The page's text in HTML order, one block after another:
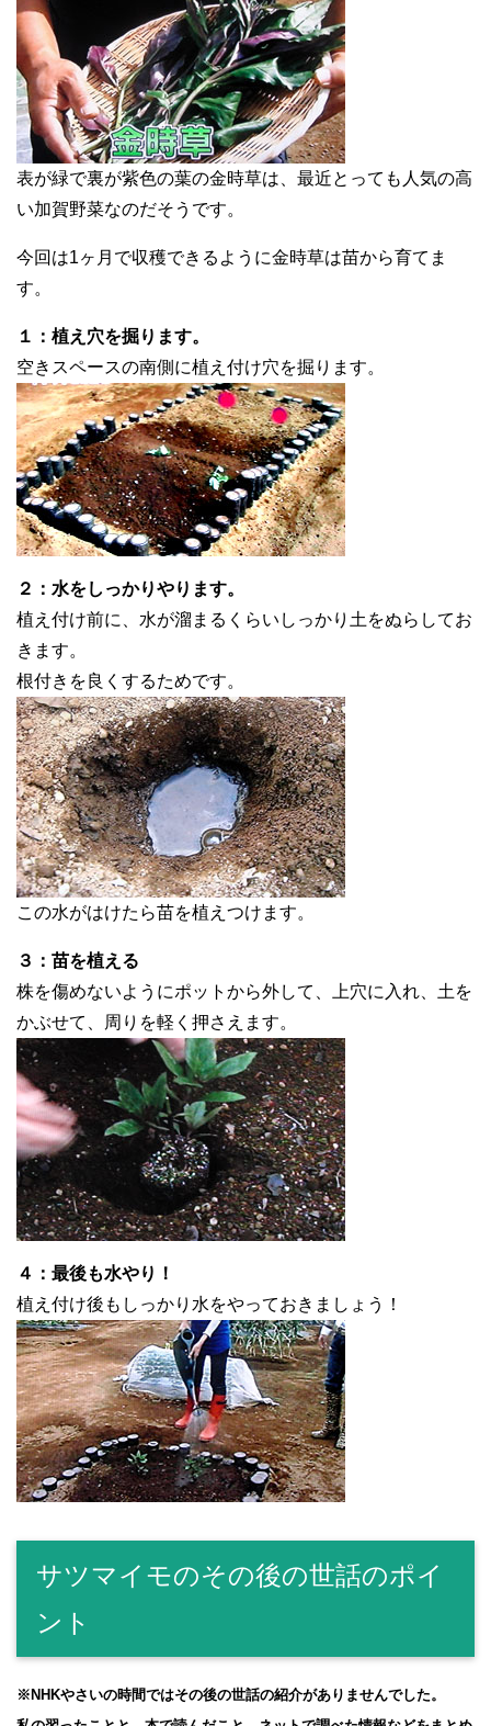
表が緑で裏が紫色の葉の金時草は、最近とっても人気の高
い加賀野菜なのだそうです。
今回は1ヶ月で収穫できるように金時草は苗から育てま
す。
１：植え穴を掘ります。
空きスペースの南側に植え付け穴を掘ります。
２：水をしっかりやります。
植え付け前に、水が溜まるくらいしっかり土をぬらしてお
きます。
根付きを良くするためです。
この水がはけたら苗を植えつけます。
３：苗を植える
株を傷めないようにポットから外して、上穴に入れ、土を
かぶせて、周りを軽く押さえます。
４：最後も水やり！
植え付け後もしっかり水をやっておきましょう！
サツマイモのその後の世話のポイ
ント
※NHKやさいの時間ではその後の世話の紹介がありませんでした。